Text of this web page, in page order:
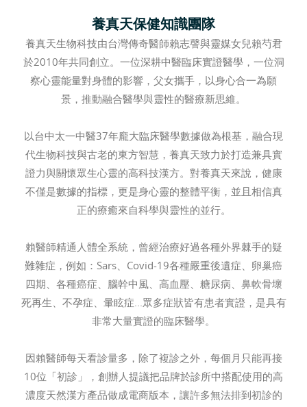
養真天保健知識團隊
養真天生物科技由台灣傳奇醫師賴志謦與靈媒女兒賴芍君
於2010年共同創立。一位深耕中醫臨床實證醫學，一位洞
察心靈能量對身體的影響，父女攜手，以身心合一為願
景，推動融合醫學與靈性的醫療新思維。
以台中太一中醫37年龐大臨床醫學數據做為根基，融合現
代生物科技與古老的東方智慧，養真天致力於打造兼具實
證力與關懷眾生心靈的高科技漢方。對養真天來說，健康
不僅是數據的指標，更是身心靈的整體平衡，並且相信真
正的療癒來自科學與靈性的並行。
賴醫師精通人體全系統，曾經治療好過各種外界棘手的疑
難雜症，例如：Sars、Covid-19各種嚴重後遺症、卵巢癌
四期、各種癌症、腦幹中風、高血壓、糖尿病、鼻軟骨壞
死再生、不孕症、暈眩症...眾多症狀皆有患者實證，是具有
非常大量實證的臨床醫學。
因賴醫師每天看診量多，除了複診之外，每個月只能再接
10位「初診」，創辦人提議把品牌於診所中搭配使用的高
濃度天然漢方產品做成電商版本，讓許多無法排到初診的